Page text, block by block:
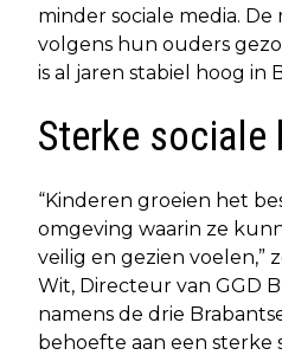
minder sociale media.
volgens hun ouders
is al jaren stabiel hoog in
Sterke sociale
“Kinderen groeien het
omgeving waarin ze
veilig en gezien voelen,”
Wit, Directeur van GGD
namens de drie Brabantse
behoefte aan een sterke